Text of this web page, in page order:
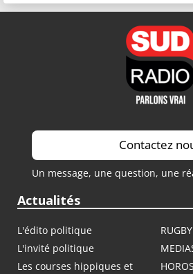
Contactez
Un message, une question, une
Actualités
L'édito politique
RUGBY
L'invité politique
Les courses hippiques et